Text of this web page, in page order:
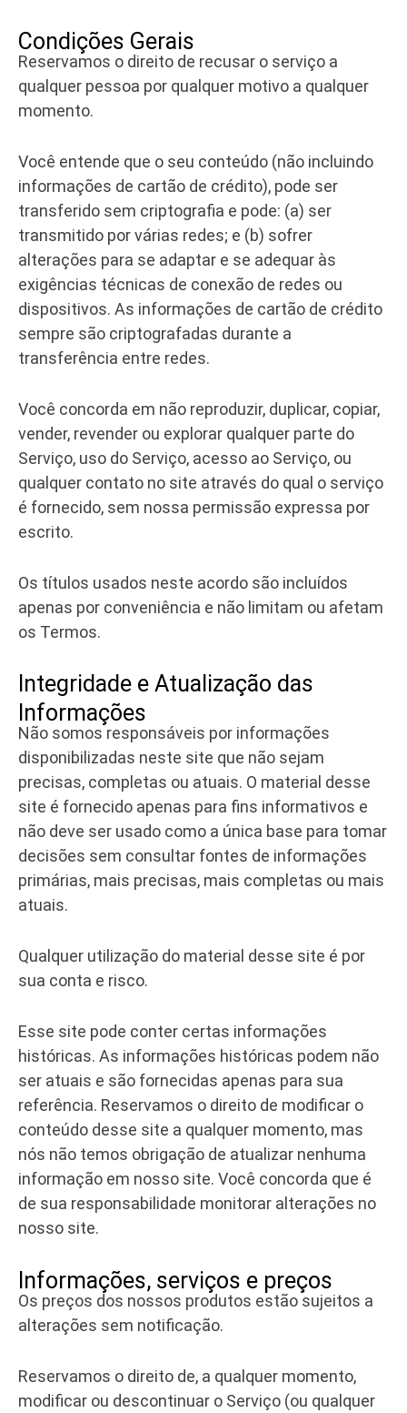
Condições Gerais
Reservamos o direito de recusar o serviço a
qualquer pessoa por qualquer motivo a qualquer
momento.
Você entende que o seu conteúdo (não incluindo
informações de cartão de crédito), pode ser
transferido sem criptografia e pode: (a) ser
transmitido por várias redes; e (b) sofrer
alterações para se adaptar e se adequar às
exigências técnicas de conexão de redes ou
dispositivos. As informações de cartão de crédito
sempre são criptografadas durante a
transferência entre redes.
Você concorda em não reproduzir, duplicar, copiar,
vender, revender ou explorar qualquer parte do
Serviço, uso do Serviço, acesso ao Serviço, ou
qualquer contato no site através do qual o serviço
é fornecido, sem nossa permissão expressa por
escrito.
Os títulos usados neste acordo são incluídos
apenas por conveniência e não limitam ou afetam
os Termos.
Integridade e Atualização das
Informações
Não somos responsáveis por informações
disponibilizadas neste site que não sejam
precisas, completas ou atuais. O material desse
site é fornecido apenas para fins informativos e
não deve ser usado como a única base para tomar
decisões sem consultar fontes de informações
primárias, mais precisas, mais completas ou mais
atuais.
Qualquer utilização do material desse site é por
sua conta e risco.
Esse site pode conter certas informações
históricas. As informações históricas podem não
ser atuais e são fornecidas apenas para sua
referência. Reservamos o direito de modificar o
conteúdo desse site a qualquer momento, mas
nós não temos obrigação de atualizar nenhuma
informação em nosso site. Você concorda que é
de sua responsabilidade monitorar alterações no
nosso site.
Informações, serviços e preços
Os preços dos nossos produtos estão sujeitos a
alterações sem notificação.
Reservamos o direito de, a qualquer momento,
modificar ou descontinuar o Serviço (ou qualquer